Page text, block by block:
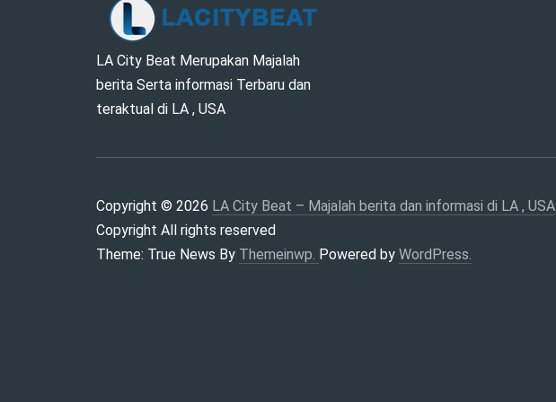
LA CITY
BEAT –
MAJALAH
INFORMASI
DI LA , USA
LA City Beat Merupakan Majalah
berita Serta informasi Terbaru dan
teraktual di LA , USA
Copyright © 2026 LA City Beat – Majalah berita dan informasi di LA , USA
Copyright All rights reserved
Theme: True News By Themeinwp. Powered by WordPress.